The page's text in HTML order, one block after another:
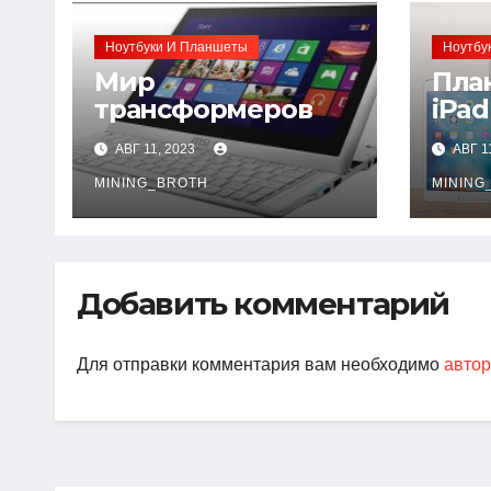
Ноутбуки И Планшеты
Мир
трансформеров
АВГ 11, 2023
MINING_BROTH
АВГ
Добавить комментарий
Для отправки комментария вам необходимо